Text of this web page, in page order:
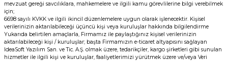
mevzuat gereği savcılıklara, mahkemelere ve ilgili kamu görevlilerine bilgi verebilmek
için;
6698 sayılı KVKK ve ilgili ikincil düzenlemelere uygun olarak işlenecektir. Kişisel
verilerinizin aktarılabileceği üçüncü kişi veya kuruluşlar hakkında bilgilendirme
Yukarıda belirtilen amaçlarla, Firmamız ile paylaştığınız kişisel verilerinizin
aktarılabileceği kişi / kuruluşlar; başta Firmamızın e-ticaret altyapısını sağlayan
IdeaSoft Yazılım San. ve Tic. A.Ş. olmak üzere, tedarikçiler, kargo şirketleri gibi sunulan
hizmetler ile ilgili kişi ve kuruluşlar, faaliyetlerimizi yürütmek üzere ve/veya Veri